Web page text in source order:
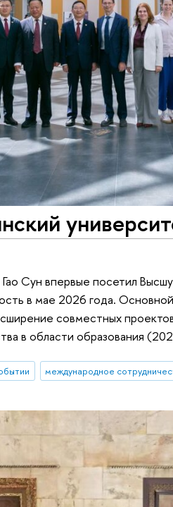
Сун впервые посетил
в мае 2026 года.
совместных
в области образования
международное